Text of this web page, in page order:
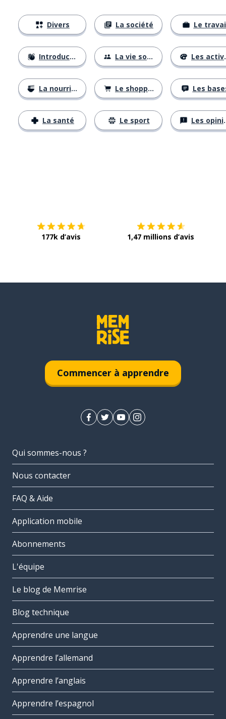
Divers
Introductions
La nourriture
La santé
La société
La vie sociale
Le shopping
Le sport
Le
Les activités
Les
Les opinions
177k d’avis 1,47 millions d’avis
Commencer à apprendre
Qui sommes-nous ?
Nous contacter
FAQ & Aide
Application mobile
Abonnements
L'équipe
Le blog de Memrise
Blog technique
Apprendre une langue
Apprendre l’allemand
Apprendre l’anglais
Apprendre l’espagnol